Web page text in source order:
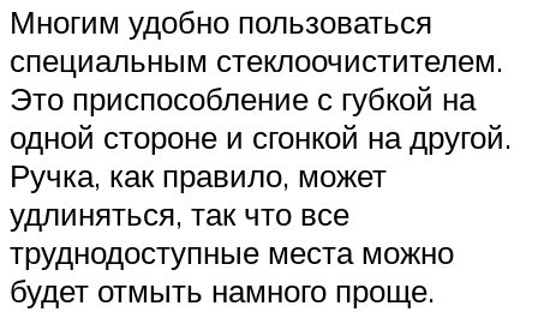
Многим удобно пользоваться
специальным стеклоочистителем.
Это приспособление с губкой на
одной стороне и сгонкой на другой.
Ручка, как правило, может
удлиняться, так что все
труднодоступные места можно
будет отмыть намного проще.